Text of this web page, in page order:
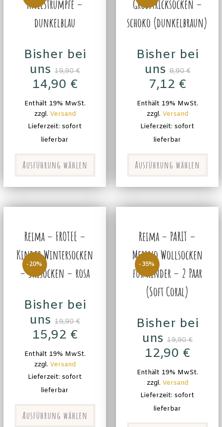
Kniestrümpfe –
dunkelblau
Bisher bei
uns 19,90€
14,90 €
Enthält 19% MwSt.
zzgl. Versand
Lieferzeit: sofort
lieferbar
Ausführung wählen
Grobstricksocken –
schoko (dunkelbraun)
Bisher bei
uns 8,90€
7,12 €
Enthält 19% MwSt.
zzgl. Versand
Lieferzeit: sofort
lieferbar
Ausführung wählen
-20%
Reima – FROTEE –
Kinder Wintersocken
– Skisocken – rosa
Bisher bei
uns 19,90€
15,92 €
Enthält 19% MwSt.
zzgl. Versand
Lieferzeit: sofort
lieferbar
Ausführung wählen
-35%
Reima – PARIT –
Merino Wollsocken
für Kinder – 2 Paar
(Soft Coral)
Bisher bei
uns 19,90€
12,90 €
Enthält 19% MwSt.
zzgl. Versand
Lieferzeit: sofort
lieferbar